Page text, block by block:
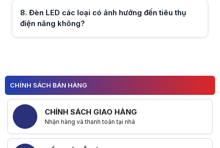
8. Đèn LED các loại có ảnh hưởng đến tiêu thụ
điện năng không?
Hữu ích (0)
CHÍNH SÁCH BÁN HÀNG
CHÍNH SÁCH GIAO HÀNG
Nhận hàng và thanh toán tại nhà